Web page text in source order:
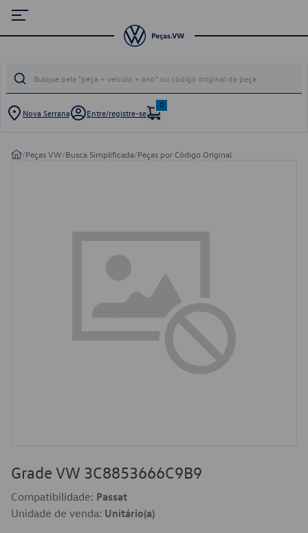
Nova Serrana Entre/registre-se
0
/Peças VW/Busca Simplificada/Peças por Código Original
Grade VW 3C8853666C9B9
Compatibilidade: Passat
Unidade de venda: Unitário(a)